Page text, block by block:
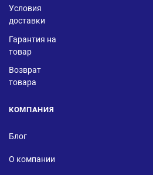
Условия
доставки
Гарантия на
товар
Возврат
товара
КОМПАНИЯ
Блог
О компании